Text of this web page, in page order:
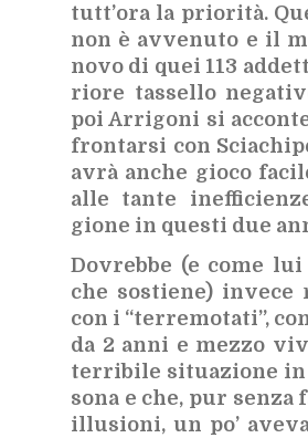
tut­t’o­ra la prio­ri­tà.
non è av­ve­nu­to e il
no­vo di quei 113
rio­re tas­sel­lo
poi Ar­ri­go­ni si
fron­tar­si con
avrà an­che gio­co
alle tan­te
gio­ne in que­sti due
Do­vreb­be (e come
che so­stie­ne) in­ve­ce
con i “ter­re­mo­ta­ti”,
da 2 anni e mez­zo
ter­ri­bi­le si­tua­zio­ne
so­na e che, pur sen­za
il­lu­sio­ni, un po’